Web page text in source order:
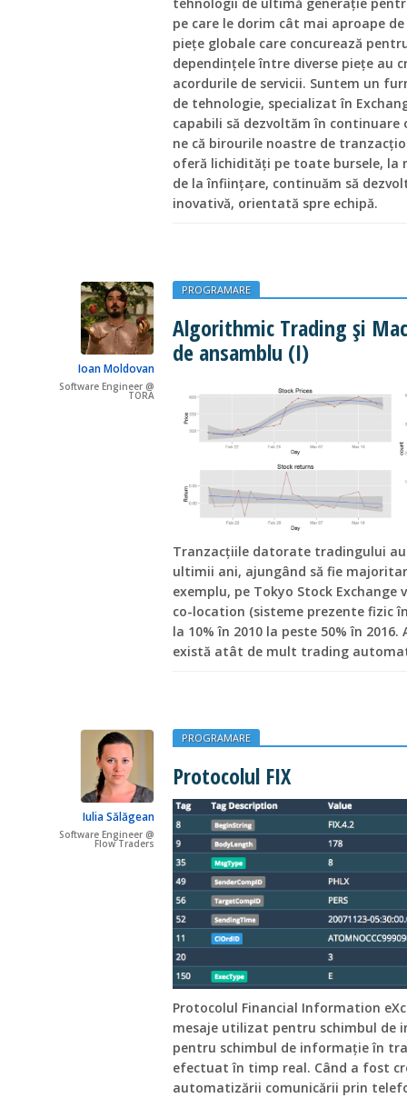
tehnologii de ultimă generație
pe care le dorim cât mai aproape
piețe globale care concurează
dependințele între diverse piețe au
acordurile de servicii. Suntem un
de tehnologie, specializat în
capabili să dezvoltăm în
ne că birourile noastre de
oferă lichidități pe toate bursele, la
de la înființare, continuăm să
inovativă, orientată spre echipă.
Ioan Moldovan
Software Engineer @
TORA
PROGRAMARE
Algorithmic Trading și
de ansamblu (I)
Tranzacțiile datorate tradingului
ultimii ani, ajungând să fie
exemplu, pe Tokyo Stock
co-location (sisteme prezente fizic
la 10% în 2010 la peste 50% în
există atât de mult trading
Iulia Sălăgean
Software Engineer @
Flow Traders
PROGRAMARE
Protocolul FIX
Protocolul Financial Information
mesaje utilizat pentru schimbul de
pentru schimbul de informație în
efectuat în timp real. Când a fost
automatizării comunicării prin